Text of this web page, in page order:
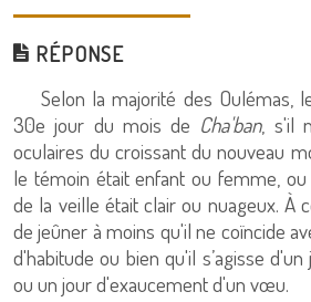
RÉPONSE
Selon la majorité des Oulémas,
30e jour du mois de Cha'ban, s'il
oculaires du croissant du nouveau
le témoin était enfant ou femme,
de la veille était clair ou nuageux. À
de jeûner à moins qu'il ne coïncide
d'habitude ou bien qu'il s’agisse
ou un jour d'exaucement d'un vœu.